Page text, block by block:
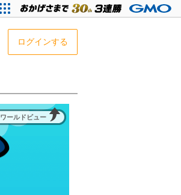
ログインする
ワールドビュー